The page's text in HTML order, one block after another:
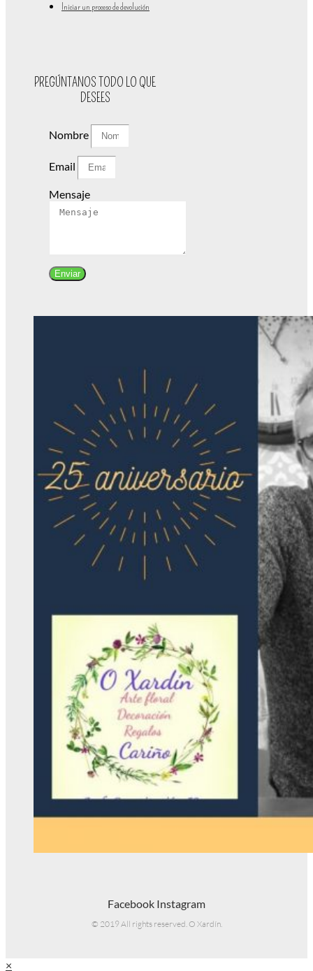
Iniciar un proceso de devolución
PREGÚNTANOS TODO LO QUE
DESEES
Nombre
Email
Mensaje
Enviar
Facebook Instagram
© 2019 All rights reserved. O Xardín.
×